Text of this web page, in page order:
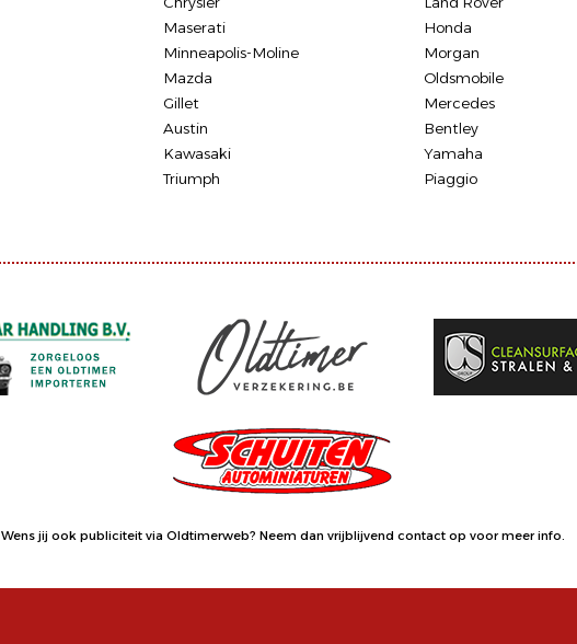
Maserati
Honda
Minneapolis-Moline
Morgan
Mazda
Oldsmobile
Gillet
Mercedes
Austin
Bentley
Kawasaki
Yamaha
Triumph Piaggio
Wens jij ook publiciteit via Oldtimerweb? Neem dan vrijblijvend contact op voor meer info.